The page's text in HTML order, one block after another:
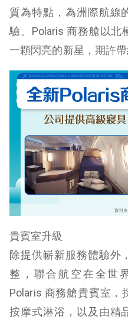
質為特點，為洲際航線
驗。Polaris 商務艙以北
一顆閃亮的新星，期許
貴賓室升級
除提供嶄新服務體驗外
整，聯合航空在全世
Polaris 商務艙貴賓室，
按摩式淋浴，以及由精